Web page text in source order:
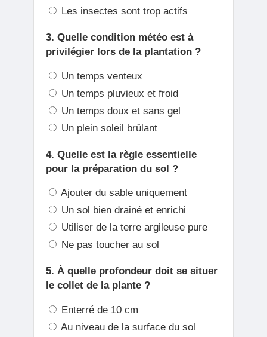
Les insectes sont trop actifs
3. Quelle condition météo est à
privilégier lors de la plantation ?
Un temps venteux
Un temps pluvieux et froid
Un temps doux et sans gel
Un plein soleil brûlant
4. Quelle est la règle essentielle
pour la préparation du sol ?
Ajouter du sable uniquement
Un sol bien drainé et enrichi
Utiliser de la terre argileuse pure
Ne pas toucher au sol
5. À quelle profondeur doit se situer
le collet de la plante ?
Enterré de 10 cm
Au niveau de la surface du sol